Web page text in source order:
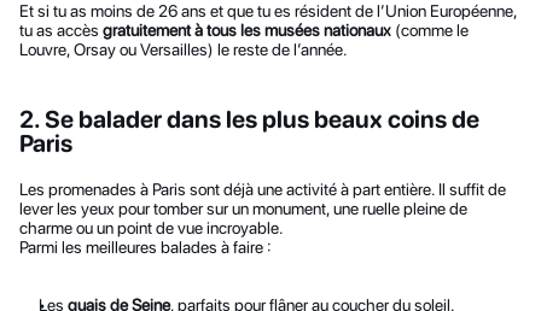
Et si tu as moins de 26 ans et que tu es résident de l’Union Européenne,
tu as accès gratuitement à tous les musées nationaux (comme le
Louvre, Orsay ou Versailles) le reste de l’année.
2. Se balader dans les plus beaux coins de
Paris
Les promenades à Paris sont déjà une activité à part entière. Il suffit de
lever les yeux pour tomber sur un monument, une ruelle pleine de
charme ou un point de vue incroyable.
Parmi les meilleures balades à faire :
Les quais de Seine, parfaits pour flâner au coucher du soleil.